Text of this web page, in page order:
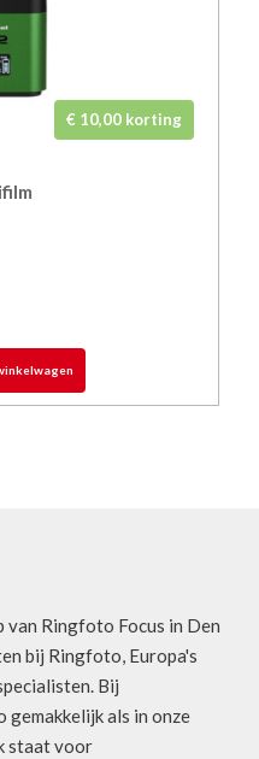
€ 10,00 korting
Ringfoto Focus in Den
bij Ringfoto, Europa's
Bij
als in onze
staat voor